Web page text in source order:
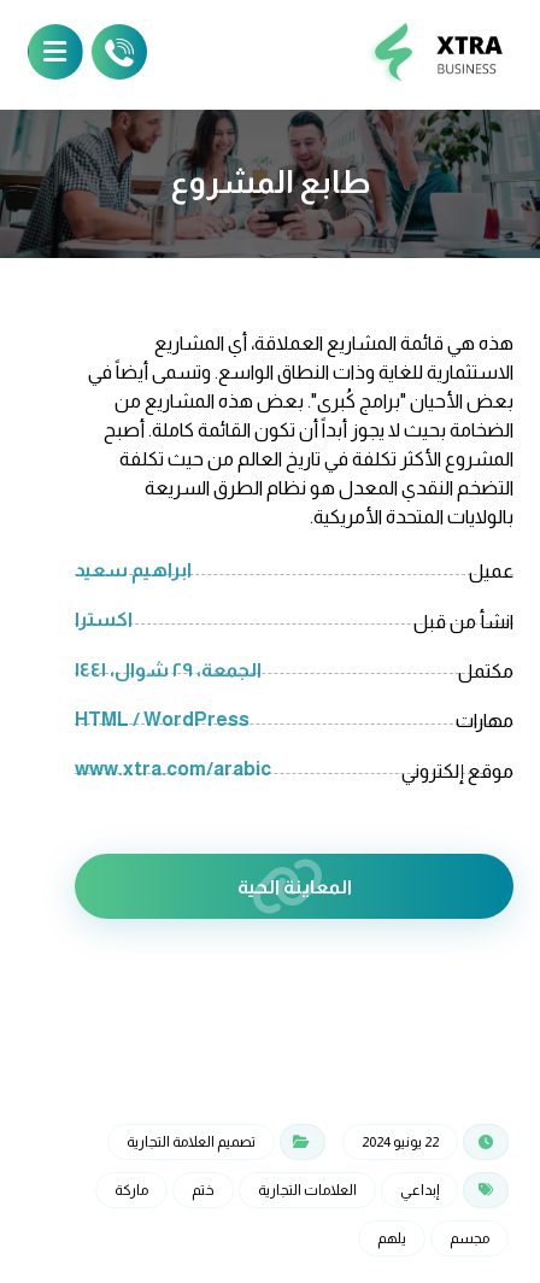
طابع المشروع
هذه هي قائمة المشاريع العملاقة، أي المشاريع
الاستثمارية للغاية وذات النطاق الواسع. وتسمى أيضاً في
بعض الأحيان "برامج كُبرى". بعض هذه المشاريع من
الضخامة بحيث لا يجوز أبداً أن تكون القائمة كاملة. أصبح
المشروع الأكثر تكلفة في تاريخ العالم من حيث تكلفة
التضخم النقدي المعدل هو نظام الطرق السريعة
بالولايات المتحدة الأمريكية.
عميل ابراهيم سعيد
انشأ من قبل اکسترا
مكتمل الجمعة، ٢٩ شوال، ١٤٤١
مهارات HTML / WordPress
موقع إلكتروني www.xtra.com/arabic
المعاينة الحية
22 يونيو 2024 تصميم العلامة التجارية
إبداعي العلامات التجارية ختم ماركة
مجسم يلهم